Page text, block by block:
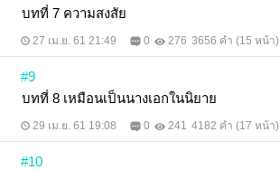
บทที่ 7 ความสงสัย
27 เม.ย. 61 21:49 0 276 3656 คำ (15 หน้า)
#9
บทที่ 8 เหมือนเป็นนางเอกในนิยาย
29 เม.ย. 61 19:08 0 241 4182 คำ (17 หน้า)
#10